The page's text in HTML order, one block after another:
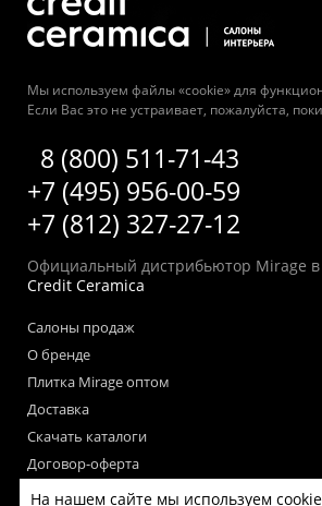
Мы используем файлы «cookie» для
Если Вас это не устраивает, пожалуйста,
8 (800) 511-71-43
+7 (495) 956-00-59
+7 (812) 327-27-12
Официальный дистрибьютор Mirage
Credit Ceramica
Салоны продаж
О бренде
Плитка Mirage оптом
Доставка
Скачать каталоги
Договор-оферта
Пользовательское соглашение
На нашем сайте мы используем